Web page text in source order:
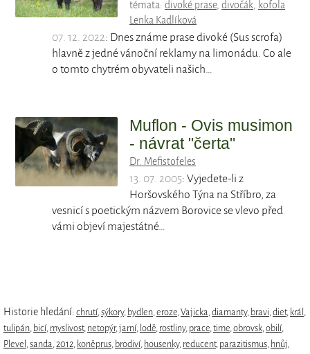
témata: divoké prase, divočák, kofola
Lenka Kadlíková
07. 12. 2022: Dnes známe prase divoké (Sus scrofa)
hlavně z jedné vánoční reklamy na limonádu. Co ale
o tomto chytrém obyvateli našich…
Muflon - Ovis musimon
- návrat "čerta"
Dr. Mefistofeles
13. 07. 2005: Vyjedete-li z
Horšovského Týna na Stříbro, za
vesnicí s poetickým názvem Borovice se vlevo před
vámi objeví majestátné…
Historie hledání: chrutí,sýkory, bydlen,eroze,Vajicka,diamanty, bravi,diet, král ,
tulipán, bicí, myslivost, netopýr,jarní, lodě, rostliny, prace,time,obrovsk,obilí,
Plevel ,sanda,2012, koněprus, brodiví, housenky, reducent, parazitismus, hnůj,